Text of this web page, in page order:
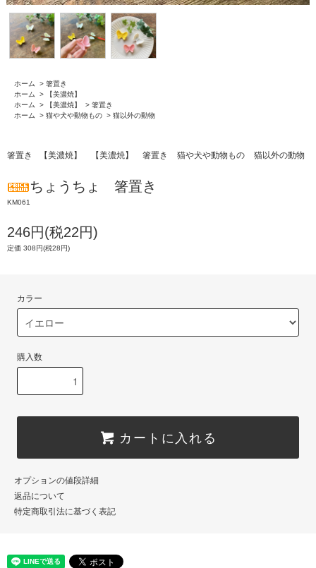
ホーム > 箸置き
ホーム
>
【美濃焼】
ホーム
> 【美濃焼】 > 箸置き
ホーム
> 猫や犬や動物もの > 猫以外の動物
箸置き 【美濃焼】 【美濃焼】 箸置き 猫や犬や動物もの 猫以外の動物
ちょうちょ 箸置き
KM061
246円(税22円)
定価 308円(税28円)
カラー
購入数
カートに入れる
オプションの値段詳細
返品について
特定商取引法に基づく表記